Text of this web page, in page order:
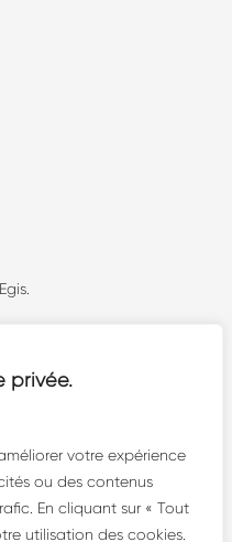
privée.
votre expérience
ou des contenus
En cliquant sur « Tout
utilisation des cookies.
un
de la